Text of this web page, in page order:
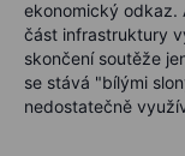
ekonomický odkaz.
část infrastruktury
skončení soutěže
se stává "bílými
nedostatečně